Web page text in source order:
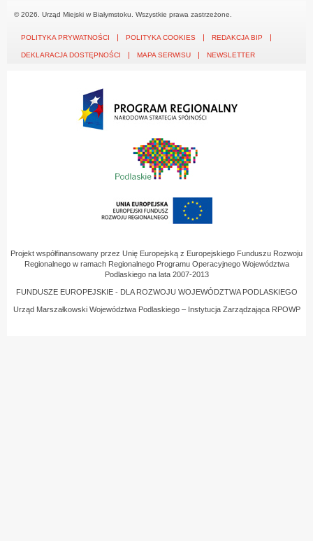
© 2026. Urząd Miejski w Białymstoku. Wszystkie prawa zastrzeżone.
POLITYKA PRYWATNOŚCI POLITYKA COOKIES REDAKCJA BIP
DEKLARACJA DOSTĘPNOŚCI MAPA SERWISU NEWSLETTER
Projekt współfinansowany przez Unię Europejską z Europejskiego Funduszu Rozwoju
Regionalnego w ramach Regionalnego Programu Operacyjnego Województwa
Podlaskiego na lata 2007-2013
FUNDUSZE EUROPEJSKIE - DLA ROZWOJU WOJEWÓDZTWA PODLASKIEGO
Urząd Marszałkowski Województwa Podlaskiego – Instytucja Zarządzająca RPOWP